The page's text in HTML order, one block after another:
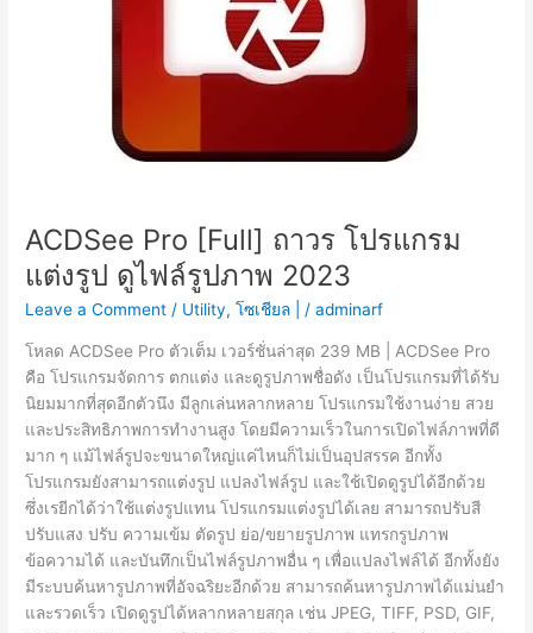
ACDSee Pro [Full] ถาวร โปรแกรม
แต่งรูป ดูไฟล์รูปภาพ 2023
Leave a Comment / Utility,โซเชียล | /adminarf
โหลด ACDSee Pro ตัวเต็ม เวอร์ชั่นล่าสุด 239 MB | ACDSee Pro
คือ โปรแกรมจัดการ ตกแต่ง และดูรูปภาพชื่อดัง เป็นโปรแกรมที่ได้รับ
นิยมมากที่สุดอีกตัวนึง มีลูกเล่นหลากหลาย โปรแกรมใช้งานง่าย สวย
และประสิทธิภาพการทำงานสูง โดยมีความเร็วในการเปิดไฟล์ภาพที่ดี
มาก ๆ แม้ไฟล์รูปจะขนาดใหญ่แค่ไหนก็ไม่เป็นอุปสรรค อีกทั้ง
โปรแกรมยังสามารถแต่งรูป แปลงไฟล์รูป และใช้เปิดดูรูปได้อีกด้วย
ซึ่งเรยีกได้ว่าใช้แต่งรูปแทน โปรแกรมแต่งรูปได้เลย สามารถปรับสี
ปรับแสง ปรับ ความเข้ม ตัดรูป ย่อ/ขยายรูปภาพ แทรกรูปภาพ
ข้อความได้ และบันทึกเป็นไฟล์รูปภาพอื่น ๆ เพื่อแปลงไฟล์ได้ อีกทั้งยัง
มีระบบค้นหารูปภาพที่อัจฉริยะอีกด้วย สามารถค้นหารูปภาพได้แม่นยำ
และรวดเร็ว เปิดดูรูปได้หลากหลายสกุล เช่น JPEG, TIFF, PSD, GIF,